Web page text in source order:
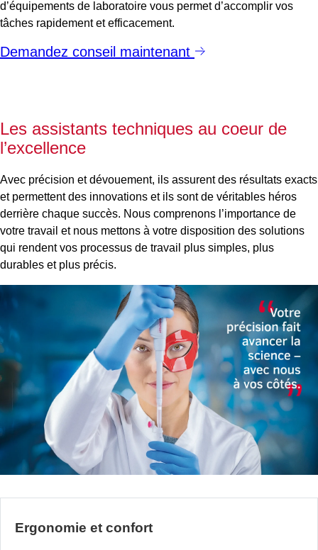
d’équipements de laboratoire vous permet d’accomplir vos
tâches rapidement et efficacement.
Demandez conseil maintenant
Les assistants techniques au coeur de
l’excellence
Avec précision et dévouement, ils assurent des résultats exacts
et permettent des innovations et ils sont de véritables héros
derrière chaque succès. Nous comprenons l’importance de
votre travail et nous mettons à votre disposition des solutions
qui rendent vos processus de travail plus simples, plus
durables et plus précis.
Ergonomie et confort